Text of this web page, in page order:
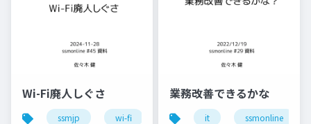
Wi-Fi廃人しぐさ
ssmjp wi-fi conbu bakuchiku
業務改善できるかな
it ssmonline